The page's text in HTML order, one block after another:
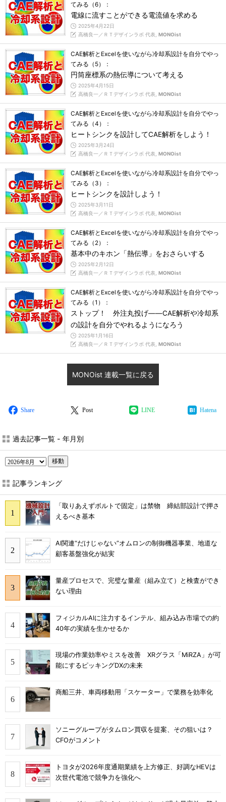
てみる（6）：
電線に流すことができる電流値を求める
2025年4月22日
高橋良一／ＲＴデザインラボ 代表, MONOist
CAE解析とExcelを使いながら冷却系設計を自分でやっ
てみる（5）：
円筒座標系の熱伝導について考える
2025年4月15日
高橋良一／ＲＴデザインラボ 代表, MONOist
CAE解析とExcelを使いながら冷却系設計を自分でやっ
てみる（4）：
ヒートシンクを設計してCAE解析をしよう！
2025年3月24日
高橋良一／ＲＴデザインラボ 代表, MONOist
CAE解析とExcelを使いながら冷却系設計を自分でやっ
てみる（3）：
ヒートシンクを設計しよう！
2025年3月11日
高橋良一／ＲＴデザインラボ 代表, MONOist
CAE解析とExcelを使いながら冷却系設計を自分でやっ
てみる（2）：
基本中のキホン「熱伝導」をおさらいする
2025年2月12日
高橋良一／ＲＴデザインラボ 代表, MONOist
CAE解析とExcelを使いながら冷却系設計を自分でやっ
てみる（1）：
ストップ！ 外注丸投げ――CAE解析や冷却系
の設計を自分でやれるようになろう
2025年1月16日
高橋良一／ＲＴデザインラボ 代表, MONOist
MONOist 連載一覧に戻る
Share Post LINE Hatena
過去記事一覧 - 年月別
移動
記事ランキング
「取りあえずボルトで固定」は禁物 締結部設計で押さ
えるべき基本
AI関連“だけじゃない”オムロンの制御機器事業、地道な
顧客基盤強化が結実
量産プロセスで、完璧な量産（組み立て）と検査ができ
ない理由
フィジカルAIに注力するインテル、組み込み市場での約
40年の実績を生かせるか
現場の作業効率やミスを改善 XRグラス「MiRZA」が可
能にするピッキングDXの未来
商船三井、車両移動用「スケーター」で業務を効率化
ソニーグループがタムロン買収を提案、その狙いは？
CFOがコメント
トヨタが2026年度通期業績を上方修正、好調なHEVは
次世代電池で競争力を強化へ